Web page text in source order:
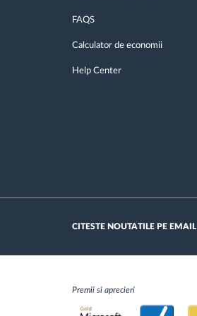
FAQS
Calculator de economii
Help Center
CITESTE NOUTATILE PE EMAIL
Premii si aprecieri